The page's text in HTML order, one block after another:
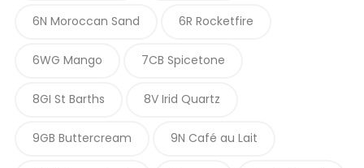
6N Moroccan Sand 6R Rocketfire
6WG Mango 7CB Spicetone
8GI St Barths 8V Irid Quartz
9GB Buttercream 9N Café au Lait